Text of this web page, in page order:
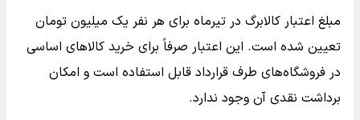
مبلغ اعتبار کالابرگ در تیرماه برای هر نفر یک میلیون تومان
تعیین شده است. این اعتبار صرفاً برای خرید کالاهای اساسی
در فروشگاه‌های طرف قرارداد قابل استفاده است و امکان
برداشت نقدی آن وجود ندارد.